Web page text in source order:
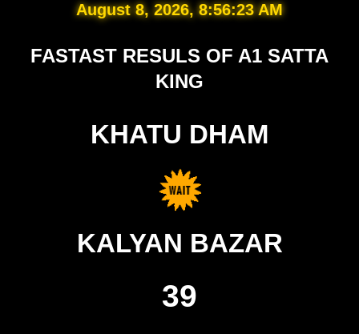
August 8, 2026, 8:56:24 AM
FASTAST RESULS OF A1 SATTA
KING
KHATU DHAM
KALYAN BAZAR
39